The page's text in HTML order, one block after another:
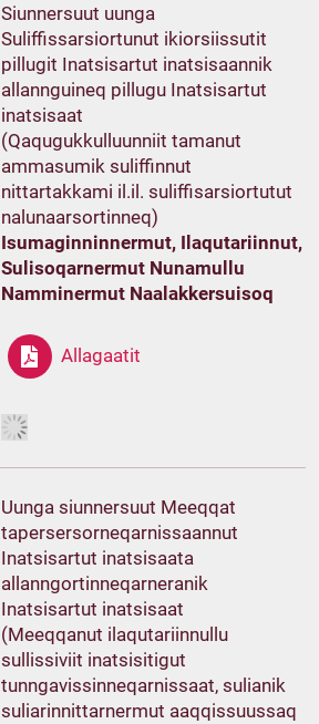
Siunnersuut uunga
Suliffissarsiortunut ikiorsiissutit
pillugit Inatsisartut inatsisaannik
allannguineq pillugu Inatsisartut
inatsisaat
(Qaqugukkulluunniit tamanut
ammasumik suliffinnut
nittartakkami il.il. suliffisarsiortutut
nalunaarsortinneq)
Isumaginninnermut, Ilaqutariinnut,
Sulisoqarnermut Nunamullu
Namminermut Naalakkersuisoq
Allagaatit
Uunga siunnersuut Meeqqat
tapersersorneqarnissaannut
Inatsisartut inatsisaata
allanngortinneqarneranik
Inatsisartut inatsisaat
(Meeqqanut ilaqutariinnullu
sullissiviit inatsisitigut
tunngavissinneqarnissaat, sulianik
suliarinnittarnermut aaqqissuussaq